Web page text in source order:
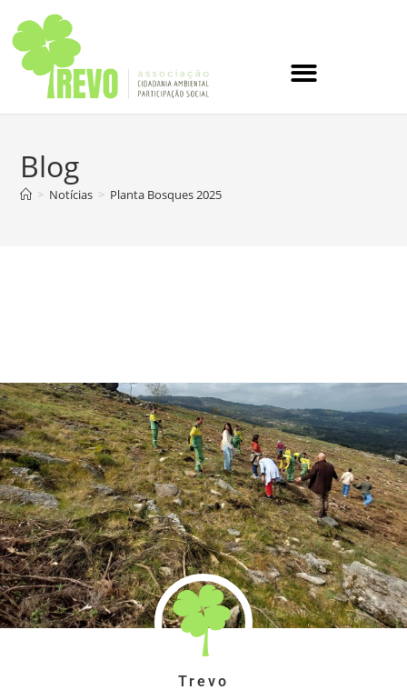
Blog
> Notícias > Planta Bosques 2025
Trevo